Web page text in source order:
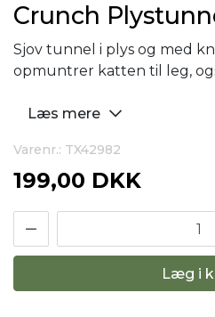
Crunch
Sjov tunnel i plys og med
opmuntrer katten til leg,
Læs mere
Varenr.: TX42982
199,00 DKK
Læg i